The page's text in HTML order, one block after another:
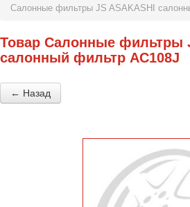
Салонные фильтры JS ASAKASHI
Товар Салонные фильтры
салонный фильтр AC108J
← Назад